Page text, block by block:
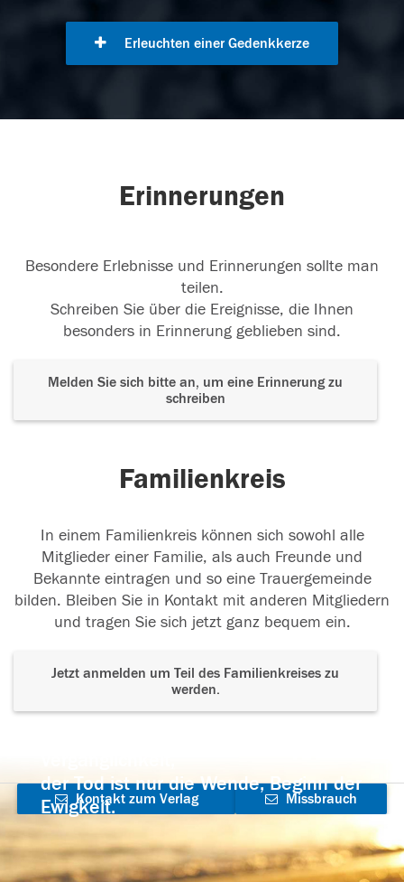
Erleuchten einer Gedenkkerze
Erinnerungen
Besondere Erlebnisse und Erinnerungen sollte man
teilen.
Schreiben Sie über die Ereignisse, die Ihnen
besonders in Erinnerung geblieben sind.
Melden Sie sich bitte an, um eine Erinnerung zu
schreiben
Familienkreis
In einem Familienkreis können sich sowohl alle
Mitglieder einer Familie, als auch Freunde und
Bekannte eintragen und so eine Trauergemeinde
bilden. Bleiben Sie in Kontakt mit anderen Mitgliedern
und tragen Sie sich jetzt ganz bequem ein.
Jetzt anmelden um Teil des Familienkreises zu
werden.
der Tod ist nur die Wende, Beginn der
Ewigkeit.
Kontakt zum Verlag
aufnehmen
Missbrauch